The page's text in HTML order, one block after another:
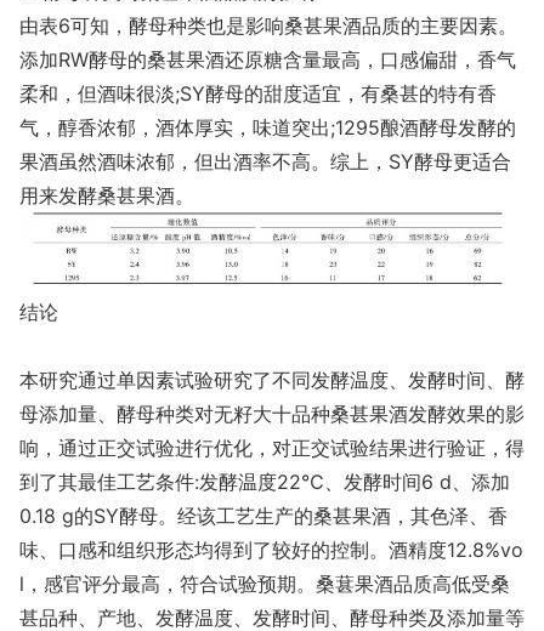
由表6可知，酵母种类也是影响桑甚果酒品质的主要因素。
添加RW酵母的桑甚果酒还原糖含量最高，口感偏甜，香气
柔和，但酒味很淡;SY酵母的甜度适宜，有桑甚的特有香
气，醇香浓郁，酒体厚实，味道突出;1295酿酒酵母发酵的
果酒虽然酒味浓郁，但出酒率不高。综上，SY酵母更适合
用来发酵桑甚果酒。
结论
本研究通过单因素试验研究了不同发酵温度、发酵时间、酵
母添加量、酵母种类对无籽大十品种桑甚果酒发酵效果的影
响，通过正交试验进行优化，对正交试验结果进行验证，得
到了其最佳工艺条件:发酵温度22℃、发酵时间6 d、添加
0.18 g的SY酵母。经该工艺生产的桑甚果酒，其色泽、香
味、口感和组织形态均得到了较好的控制。酒精度12.8%vo
l，感官评分最高，符合试验预期。桑葚果酒品质高低受桑
甚品种、产地、发酵温度、发酵时间、酵母种类及添加量等